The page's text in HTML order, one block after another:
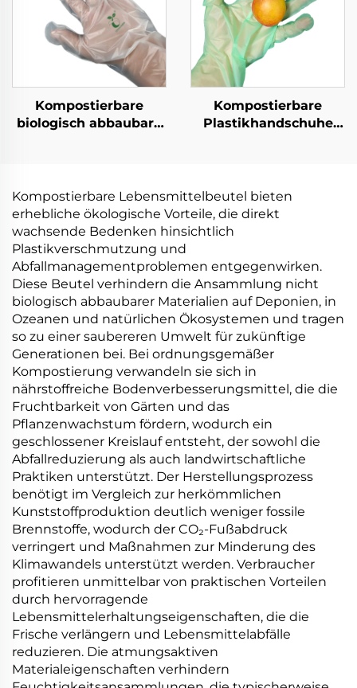
Kompostierbare
biologisch abbaubare
PLA PBAT Maisstärke
Material
Kompostierbare
Plastikhandschuhe
Material
Kompostierbare Lebensmittelbeutel bieten
erhebliche ökologische Vorteile, die direkt
wachsende Bedenken hinsichtlich
Plastikverschmutzung und
Abfallmanagementproblemen entgegenwirken.
Diese Beutel verhindern die Ansammlung nicht
biologisch abbaubarer Materialien auf Deponien, in
Ozeanen und natürlichen Ökosystemen und tragen
so zu einer saubereren Umwelt für zukünftige
Generationen bei. Bei ordnungsgemäßer
Kompostierung verwandeln sie sich in
nährstoffreiche Bodenverbesserungsmittel, die die
Fruchtbarkeit von Gärten und das
Pflanzenwachstum fördern, wodurch ein
geschlossener Kreislauf entsteht, der sowohl die
Abfallreduzierung als auch landwirtschaftliche
Praktiken unterstützt. Der Herstellungsprozess
benötigt im Vergleich zur herkömmlichen
Kunststoffproduktion deutlich weniger fossile
Brennstoffe, wodurch der CO₂-Fußabdruck
verringert und Maßnahmen zur Minderung des
Klimawandels unterstützt werden. Verbraucher
profitieren unmittelbar von praktischen Vorteilen
durch hervorragende
Lebensmittelerhaltungseigenschaften, die die
Frische verlängern und Lebensmittelabfälle
reduzieren. Die atmungsaktiven
Materialeigenschaften verhindern